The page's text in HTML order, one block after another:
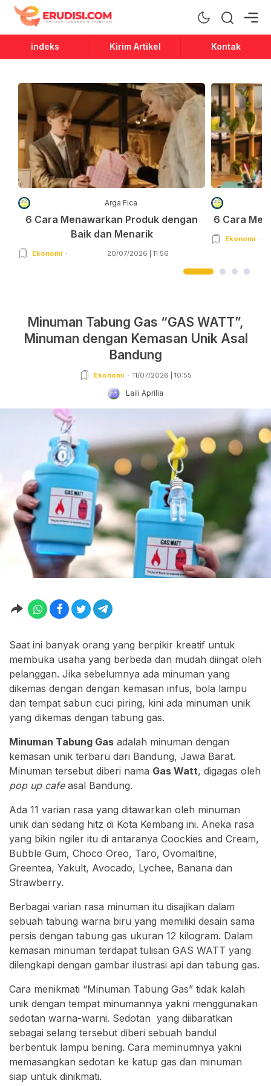
Erudisi
Temukan Jawaban dan Inspirasi
indeks Kirim Artikel Kontak
Arga Fica
6 Cara Menawarkan Produk dengan
Baik dan Menarik
Ekonomi 20/07/2026 | 11:56
6 Cara
Ekonomi
Minuman Tabung Gas “GAS WATT”,
Minuman dengan Kemasan Unik Asal
Bandung
Ekonomi 11/07/2026 | 10:55
Laili Aprilia
Saat ini banyak orang yang berpikir kreatif untuk
membuka usaha yang berbeda dan mudah diingat oleh
pelanggan. Jika sebelumnya ada minuman yang
dikemas dengan dengan kemasan infus, bola lampu
dan tempat sabun cuci piring, kini ada minuman unik
yang dikemas dengan tabung gas.
Minuman Tabung Gas adalah minuman dengan
kemasan unik terbaru dari Bandung, Jawa Barat.
Minuman tersebut diberi nama Gas Watt, digagas oleh
pop up cafeasal Bandung.
Ada 11 varian rasa yang ditawarkan oleh minuman
unik dan sedang hitz di Kota Kembang ini. Aneka rasa
yang bikin ngiler itu di antaranya Coockies and Cream,
Bubble Gum, Choco Oreo, Taro, Ovomaltine,
Greentea, Yakult, Avocado, Lychee, Banana dan
Strawberry.
Berbagai varian rasa minuman itu disajikan dalam
sebuah tabung warna biru yang memiliki desain sama
persis dengan tabung gas ukuran 12 kilogram. Dalam
kemasan minuman terdapat tulisan GAS WATT yang
dilengkapi dengan gambar ilustrasi api dan tabung gas.
Cara menikmati “Minuman Tabung Gas” tidak kalah
unik dengan tempat minumannya yakni menggunakan
sedotan warna-warni. Sedotan yang diibaratkan
sebagai selang tersebut diberi sebuah bandul
berbentuk lampu bening. Cara meminumnya yakni
memasangkan sedotan ke katup gas dan minuman
siap untuk dinikmati.